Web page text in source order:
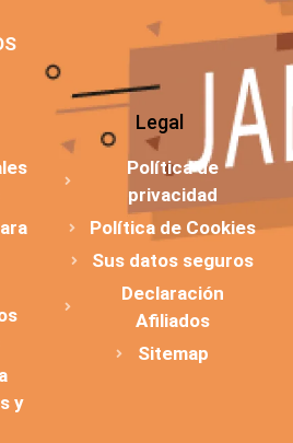
y
Legal
Política de
privacidad
Política de Cookies
Sus datos seguros
Declaración
Afiliados
Sitemap